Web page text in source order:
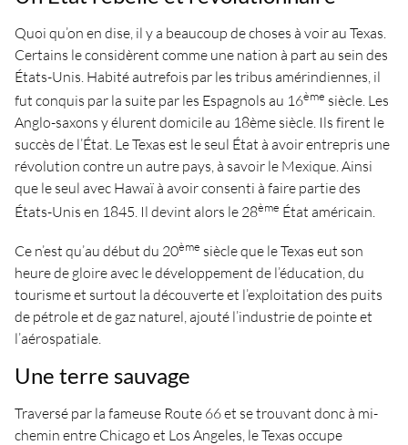
Quoi qu’on en dise, il y a beaucoup de choses à voir au Texas.
Certains le considèrent comme une nation à part au sein des
États-Unis. Habité autrefois par les tribus amérindiennes, il
fut conquis par la suite par les Espagnols au 16ème siècle. Les
Anglo-saxons y élurent domicile au 18ème siècle. Ils firent le
succès de l’État. Le Texas est le seul État à avoir entrepris une
révolution contre un autre pays, à savoir le Mexique. Ainsi
que le seul avec Hawaï à avoir consenti à faire partie des
États-Unis en 1845. Il devint alors le 28ème État américain.
Ce n’est qu’au début du 20ème siècle que le Texas eut son
heure de gloire avec le développement de l’éducation, du
tourisme et surtout la découverte et l’exploitation des puits
de pétrole et de gaz naturel, ajouté l’industrie de pointe et
l’aérospatiale.
Une terre sauvage
Traversé par la fameuse Route 66 et se trouvant donc à mi-
chemin entre Chicago et Los Angeles, le Texas occupe